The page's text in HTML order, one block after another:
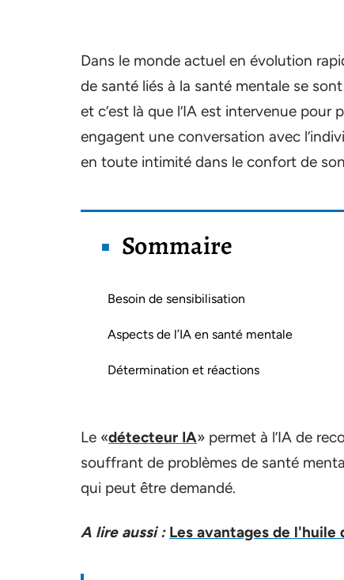
Dans le monde actuel en évolution
de santé liés à la santé mentale se
et c’est là que l’IA est intervenue
engagent une conversation avec
en toute intimité dans le confort de
Sommaire
Besoin de sensibilisation
Aspects de l’IA en santé mentale
Détermination et réactions
Le «détecteur IA» permet à l’IA de
souffrant de problèmes de santé
qui peut être demandé.
A lire aussi : Les avantages de l'huile